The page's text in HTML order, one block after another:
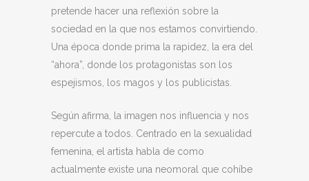
pretende hacer una reflexión sobre la
sociedad en la que nos estamos convirtiendo.
Una época donde prima la rapidez, la era del
“ahora”, donde los protagonistas son los
espejismos, los magos y los publicistas.
Según afirma, la imagen nos influencia y nos
repercute a todos. Centrado en la sexualidad
femenina, el artista habla de como
actualmente existe una neomoral que cohíbe